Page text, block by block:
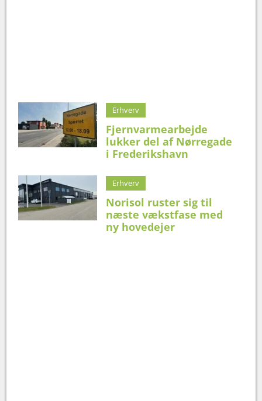
Erhverv
Fjernvarmearbejde
lukker del af Nørregade
i Frederikshavn
Erhverv
Norisol ruster sig til
næste vækstfase med
ny hovedejer